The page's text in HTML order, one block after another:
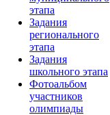
этапа
Задания
регионального
этапа
Задания
школьного этапа
Фотоальбом
участников
олимпиады